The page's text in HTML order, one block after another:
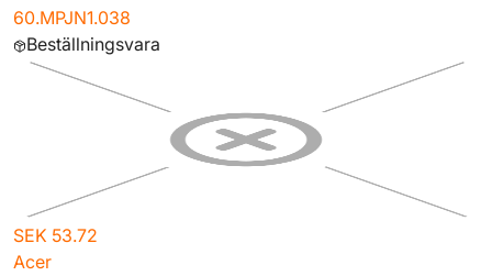
60.MPJN1.038
Beställningsvara
SEK 53.72
Acer